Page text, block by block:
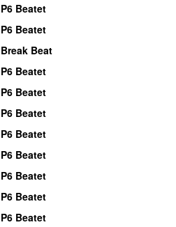
P6 Beatet
P6 Beatet
Break Beat
P6 Beatet
P6 Beatet
P6 Beatet
P6 Beatet
P6 Beatet
P6 Beatet
P6 Beatet
P6 Beatet